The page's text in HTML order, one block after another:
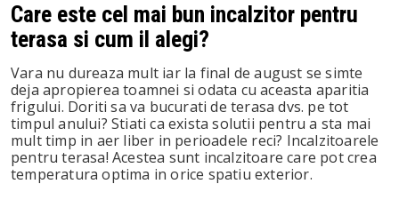
Care este cel mai bun incalzitor pentru
terasa si cum il alegi?
Vara nu dureaza mult iar la final de august se simte
deja apropierea toamnei si odata cu aceasta aparitia
frigului. Doriti sa va bucurati de terasa dvs. pe tot
timpul anului? Stiati ca exista solutii pentru a sta mai
mult timp in aer liber in perioadele reci? Incalzitoarele
pentru terasa! Acestea sunt incalzitoare care pot crea
temperatura optima in orice spatiu exterior.